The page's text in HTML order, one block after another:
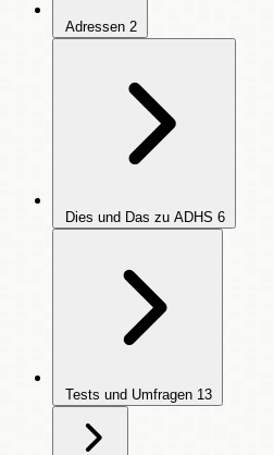
Adressen 2
Dies und Das zu ADHS 6
Tests und Umfragen 13